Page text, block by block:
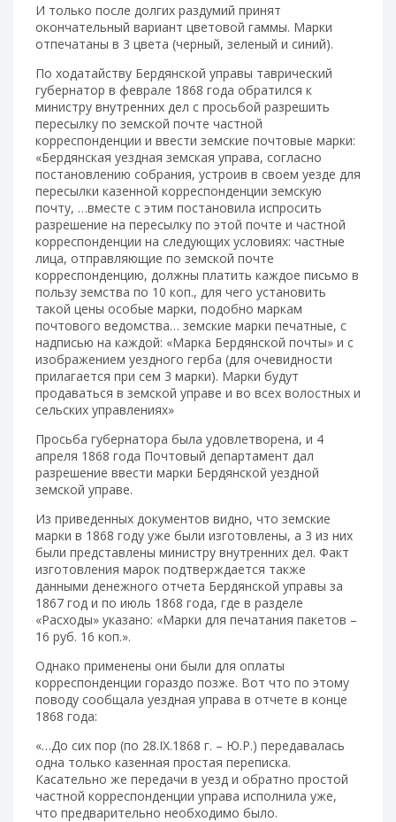
И только после долгих раздумий принят
окончательный вариант цветовой гаммы. Марки
отпечатаны в 3 цвета (черный, зеленый и синий).
По ходатайству Бердянской управы таврический
губернатор в феврале 1868 года обратился к
министру внутренних дел с просьбой разрешить
пересылку по земской почте частной
корреспонденции и ввести земские почтовые марки:
«Бердянская уездная земская управа, согласно
постановлению собрания, устроив в своем уезде для
пересылки казенной корреспонденции земскую
почту, …вместе с этим постановила испросить
разрешение на пересылку по этой почте и частной
корреспонденции на следующих условиях: частные
лица, отправляющие по земской почте
корреспонденцию, должны платить каждое письмо в
пользу земства по 10 коп., для чего установить
такой цены особые марки, подобно маркам
почтового ведомства… земские марки печатные, с
надписью на каждой: «Марка Бердянской почты» и с
изображением уездного герба (для очевидности
прилагается при сем 3 марки). Марки будут
продаваться в земской управе и во всех волостных и
сельских управлениях»
Просьба губернатора была удовлетворена, и 4
апреля 1868 года Почтовый департамент дал
разрешение ввести марки Бердянской уездной
земской управе.
Из приведенных документов видно, что земские
марки в 1868 году уже были изготовлены, а 3 из них
были представлены министру внутренних дел. Факт
изготовления марок подтверждается также
данными денежного отчета Бердянской управы за
1867 год и по июль 1868 года, где в разделе
«Расходы» указано: «Марки для печатания пакетов –
16 руб. 16 коп.».
Однако применены они были для оплаты
корреспонденции гораздо позже. Вот что по этому
поводу сообщала уездная управа в отчете в конце
1868 года:
«…До сих пор (по 28.IX.1868 г. – Ю.Р.) передавалась
одна только казенная простая переписка.
Касательно же передачи в уезд и обратно простой
частной корреспонденции управа исполнила уже,
что предварительно необходимо было.